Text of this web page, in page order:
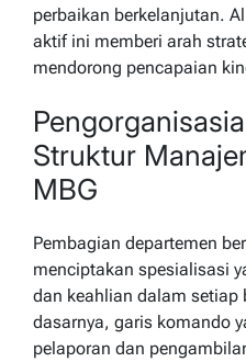
perbaikan berkelanjutan.
aktif ini memberi arah
mendorong pencapaian
Struktur
MBG
Pembagian departemen
menciptakan spesialisasi
dan keahlian dalam setiap
dasarnya, garis komando
pelaporan dan